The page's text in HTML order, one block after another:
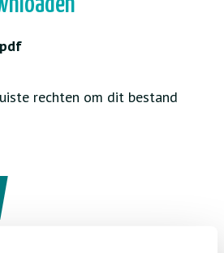
rechten om dit bestand